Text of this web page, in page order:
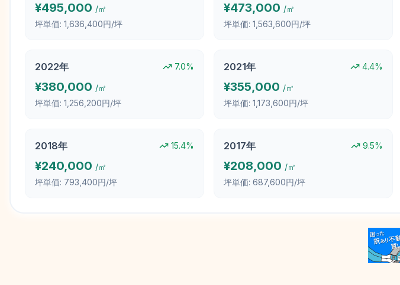
¥495,000 /㎡
坪単価: 1,636,400円/坪
¥473,000 /㎡
坪単価: 1,563,600円/坪
2022年 7.0%
¥380,000 /㎡
坪単価: 1,256,200円/坪
2021年 4.4%
¥355,000 /㎡
坪単価: 1,173,600円/坪
2018年 15.4%
¥240,000 /㎡
坪単価: 793,400円/坪
2017年 9.5%
¥208,000 /㎡
坪単価: 687,600円/坪